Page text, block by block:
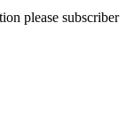
please subscriber